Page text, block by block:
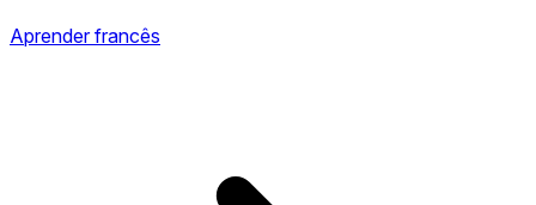
Aprender francês